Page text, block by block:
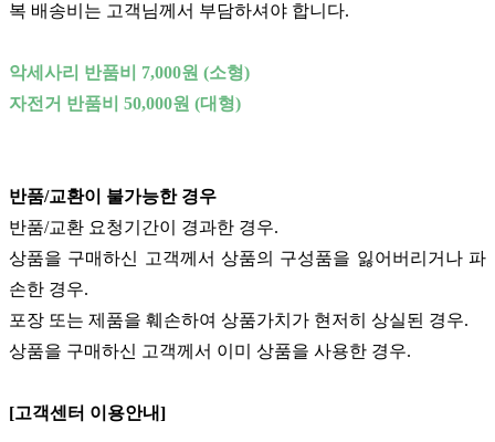
복 배송비는 고객님께서 부담하셔야 합니다.
악세사리 반품비 7,000원 (소형)
자전거 반품비 50,000원 (대형)
반품/교환이 불가능한 경우
반품/교환 요청기간이 경과한 경우.
상품을 구매하신 고객께서 상품의 구성품을 잃어버리거나 파
손한 경우.
포장 또는 제품을 훼손하여 상품가치가 현저히 상실된 경우.
상품을 구매하신 고객께서 이미 상품을 사용한 경우.
[고객센터 이용안내]